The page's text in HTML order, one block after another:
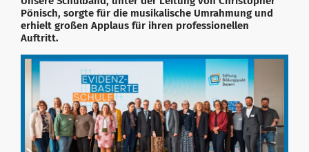
Pönisch, sorgte für die musikalische Umrahmung und
erhielt großen Applaus für ihren professionellen
Auftritt.